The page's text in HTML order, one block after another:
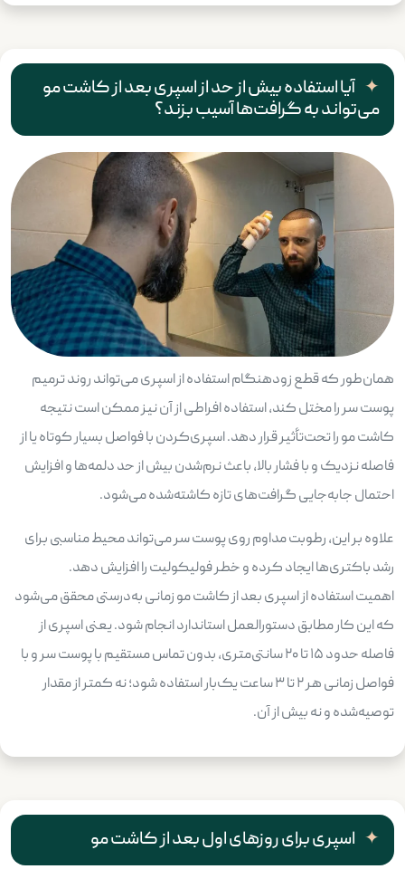
آیا استفاده بیش از حد از اسپری بعد از کاشت مو
می‌تواند به گرافت‌ها آسیب بزند؟
همان‌طور که قطع زودهنگام استفاده از اسپری می‌تواند روند ترمیم
پوست سر را مختل کند، استفاده افراطی از آن نیز ممکن است نتیجه
کاشت مو را تحت‌تأثیر قرار دهد. اسپری‌کردن با فواصل بسیار کوتاه یا از
فاصله نزدیک و با فشار بالا، باعث نرم‌شدن بیش از حد دلمه‌ها و افزایش
احتمال جابه‌جایی گرافت‌های تازه کاشته‌شده می‌شود.
علاوه بر این، رطوبت مداوم روی پوست سر می‌تواند محیط مناسبی برای
رشد باکتری‌ها ایجاد کرده و خطر فولیکولیت را افزایش دهد.
اهمیت استفاده از اسپری بعد از کاشت مو زمانی به‌درستی محقق می‌شود
که این کار مطابق دستورالعمل استاندارد انجام شود. یعنی اسپری از
فاصله حدود ۱۵ تا ۲۰ سانتی‌متری، بدون تماس مستقیم با پوست سر و با
فواصل زمانی هر ۲ تا ۳ ساعت یک‌بار استفاده شود؛ نه کمتر از مقدار
توصیه‌شده و نه بیش از آن.
اسپری برای روزهای اول بعد از کاشت مو